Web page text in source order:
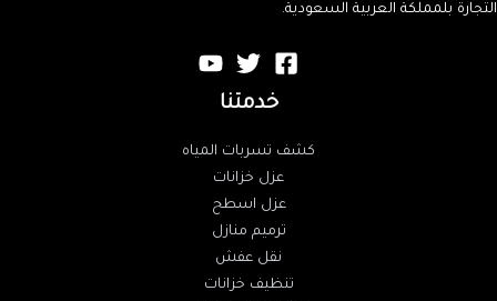
التجارة بلمملكة العربية السعودية.
خدمتنا
كشف تسربات المياه
عزل خزانات
عزل اسطح
ترميم منازل
نقل عفش
تنظيف خزانات